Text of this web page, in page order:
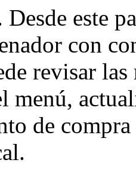
Desde este
con
revisar
menú,
de